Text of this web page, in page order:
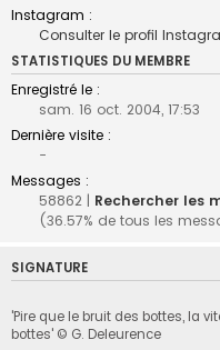
Instagram :
Consulter le profil
STATISTIQUES DU MEMBRE
Enregistré le :
sam. 16 oct. 2004, 17:53
Dernière visite :
-
Messages :
58862 | Rechercher les
(36.57% de tous les
SIGNATURE
'Pire que le bruit des bottes, la
bottes' © G. Deleurence